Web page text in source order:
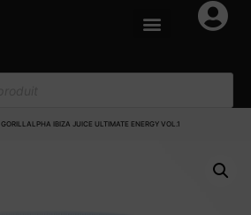
GORILLALPHA IBIZA JUICE ULTIMATE ENERGY VOL.1